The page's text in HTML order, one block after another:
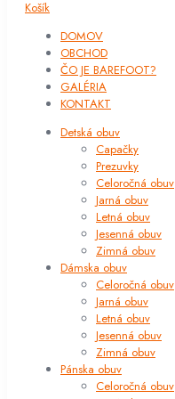
Košík
DOMOV
OBCHOD
ČO JE BAREFOOT?
GALÉRIA
KONTAKT
Detská obuv
Capačky
Prezuvky
Celoročná obuv
Jarná obuv
Letná obuv
Jesenná obuv
Zimná obuv
Dámska obuv
Celoročná obuv
Jarná obuv
Letná obuv
Jesenná obuv
Zimná obuv
Pánska obuv
Celoročná obuv